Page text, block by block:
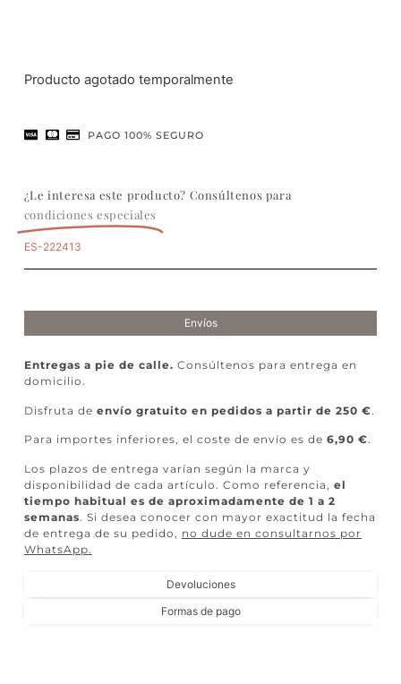
Producto agotado temporalmente
PAGO 100% SEGURO
¿Le interesa este producto? Consúltenos para
condiciones especiales
ES-222413
Envíos
Devoluciones
Formas de pago
Entregas a pie de calle. Consúltenos para entrega en
domicilio.
Disfruta de envío gratuito en pedidos a partir de 250 €
Para importes inferiores, el coste de envío es de 6,90 €.
Los plazos de entrega varían según la marca y
disponibilidad de cada artículo. Como referencia, el
tiempo habitual es de aproximadamente de 1 a 2
semanas . Si desea conocer con mayor exactitud la fecha
de entrega de su pedido, no dude en consultarnos por
WhatsApp